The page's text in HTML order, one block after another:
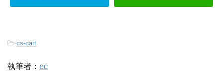
-cs-cart
執筆者： ec